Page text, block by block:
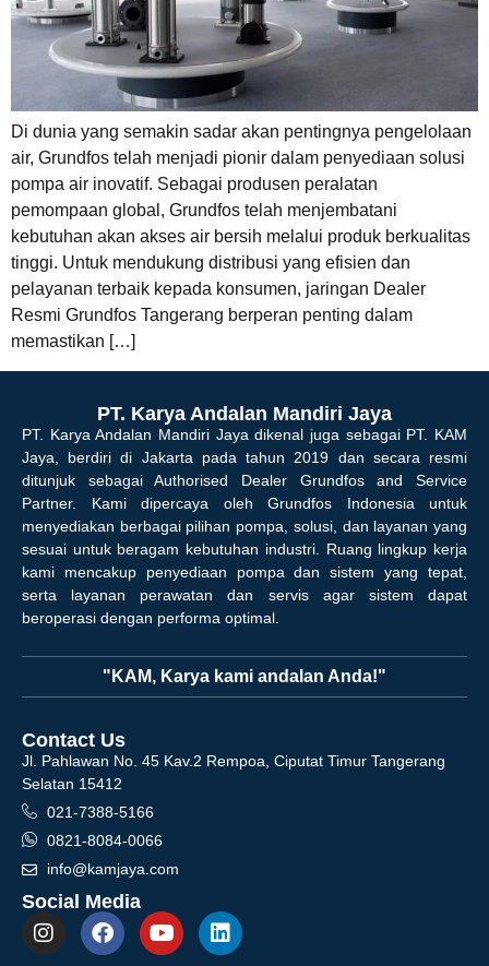
Di dunia yang semakin sadar akan pentingnya pengelolaan
air, Grundfos telah menjadi pionir dalam penyediaan solusi
pompa air inovatif. Sebagai produsen peralatan
pemompaan global, Grundfos telah menjembatani
kebutuhan akan akses air bersih melalui produk berkualitas
tinggi. Untuk mendukung distribusi yang efisien dan
pelayanan terbaik kepada konsumen, jaringan Dealer
Resmi Grundfos Tangerang berperan penting dalam
memastikan […]
PT. Karya Andalan Mandiri Jaya
PT. Karya Andalan Mandiri Jaya dikenal juga sebagai PT. KAM
Jaya, berdiri di Jakarta pada tahun 2019 dan secara resmi
ditunjuk sebagai Authorised Dealer Grundfos and Service
Partner. Kami dipercaya oleh Grundfos Indonesia untuk
menyediakan berbagai pilihan pompa, solusi, dan layanan yang
sesuai untuk beragam kebutuhan industri. Ruang lingkup kerja
kami mencakup penyediaan pompa dan sistem yang tepat,
serta layanan perawatan dan servis agar sistem dapat
beroperasi dengan performa optimal.
"KAM, Karya kami andalan Anda!"
Contact Us
Jl. Pahlawan No. 45 Kav.2 Rempoa, Ciputat Timur Tangerang
Selatan 15412
021-7388-5166
0821-8084-0066
info@kamjaya.com
Social Media